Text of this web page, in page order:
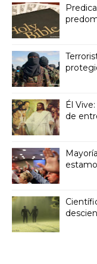
Él
de